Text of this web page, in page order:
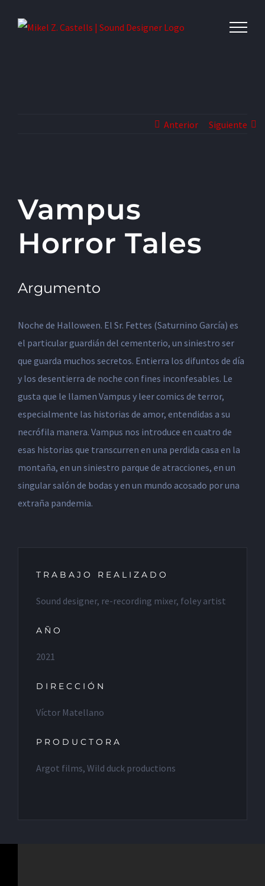
Anterior Siguiente
Vampus
Horror Tales
Argumento
Noche de Halloween. El Sr. Fettes (Saturnino García) es
el particular guardián del cementerio, un siniestro ser
que guarda muchos secretos. Entierra los difuntos de día
y los desentierra de noche con fines inconfesables. Le
gusta que le llamen Vampus y leer comics de terror,
especialmente las historias de amor, entendidas a su
necrófila manera. Vampus nos introduce en cuatro de
esas historias que transcurren en una perdida casa en la
montaña, en un siniestro parque de atracciones, en un
singular salón de bodas y en un mundo acosado por una
extraña pandemia.
TRABAJO REALIZADO
Sound designer, re-recording mixer, foley artist
AÑO
2021
DIRECCIÓN
Víctor Matellano
PRODUCTORA
Argot films, Wild duck productions